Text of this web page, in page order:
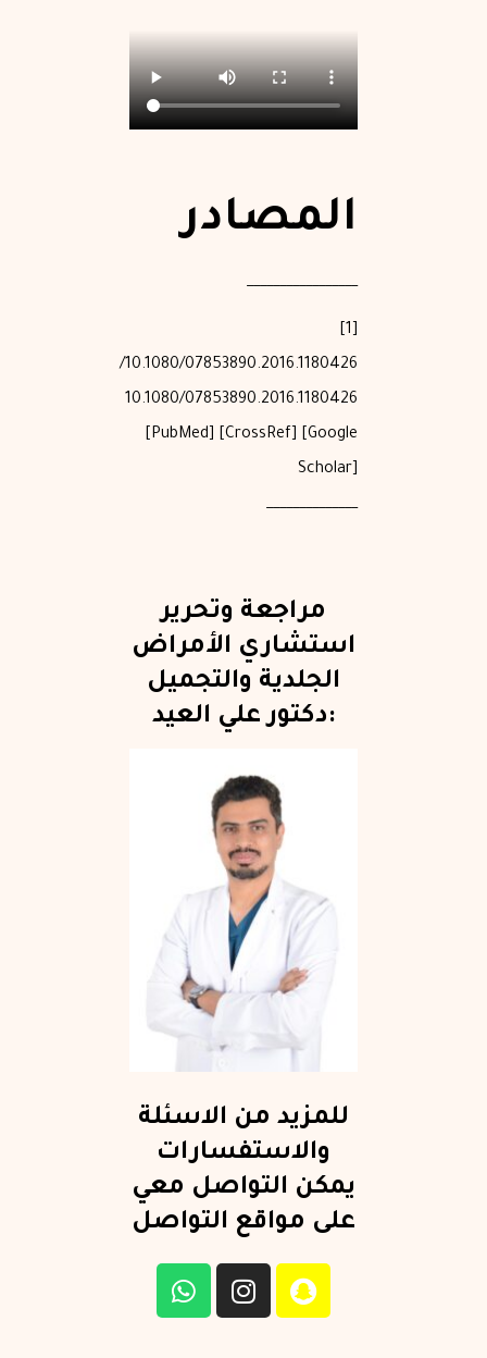
المصادر
_________________
[1]
https://doi.org/10.1080/07853890.2016.1180426
10.1080/07853890.2016.1180426
[PubMed] [CrossRef] [Google
Scholar]
______________
مراجعة وتحرير
استشاري الأمراض
الجلدية والتجميل
:دكتور علي العيد
للمزيد من الاسئلة
والاستفسارات
يمكن التواصل معي
على مواقع التواصل